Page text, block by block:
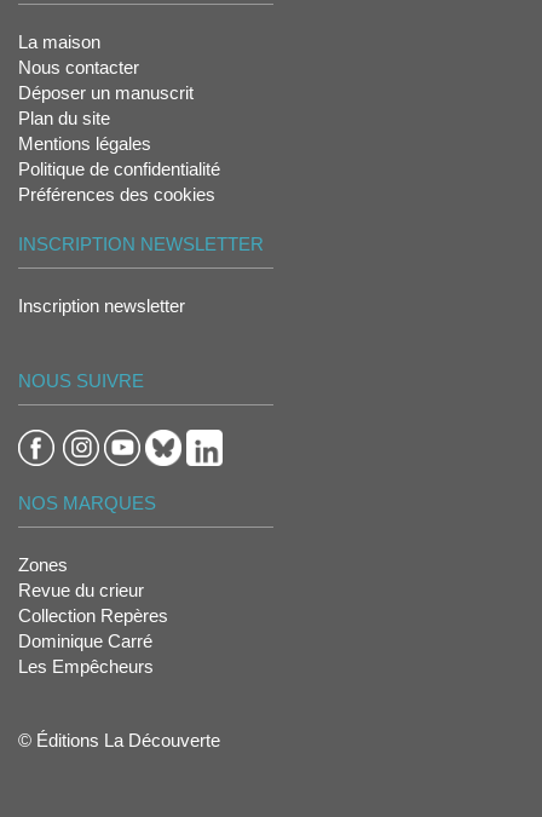
La maison
Nous contacter
Déposer un manuscrit
Plan du site
Mentions légales
Politique de confidentialité
Préférences des cookies
INSCRIPTION NEWSLETTER
Inscription newsletter
NOUS SUIVRE
NOS MARQUES
Zones
Revue du crieur
Collection Repères
Dominique Carré
Les Empêcheurs
© Éditions La Découverte